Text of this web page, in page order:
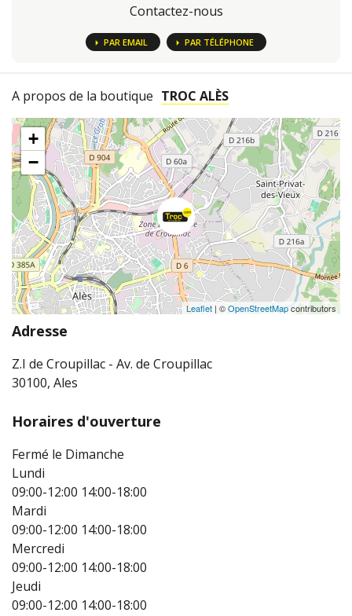
Contactez-nous
PAR EMAIL PAR TÉLÉPHONE
A propos de la boutique TROC ALÈS
+
−
Leaflet | ©OpenStreetMapcontributors
Adresse
Z.I de Croupillac - Av. de Croupillac
30100, Ales
Horaires d'ouverture
Fermé le Dimanche
Lundi
09:00-12:00 14:00-18:00
Mardi
09:00-12:00 14:00-18:00
Mercredi
09:00-12:00 14:00-18:00
Jeudi
09:00-12:00 14:00-18:00